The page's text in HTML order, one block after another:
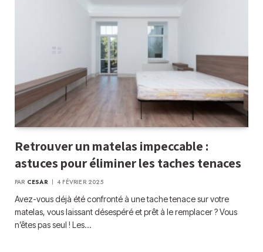
Retrouver un matelas impeccable :
astuces pour éliminer les taches tenaces
PAR CESAR 4 FÉVRIER 2025
Avez-vous déjà été confronté à une tache tenace sur votre
matelas, vous laissant désespéré et prêt à le remplacer ? Vous
n’êtes pas seul ! Les…